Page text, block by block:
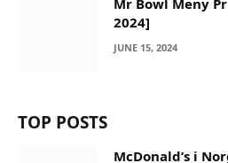
2024]
JUNE 15, 2024
TOP POSTS
McDonald’s i